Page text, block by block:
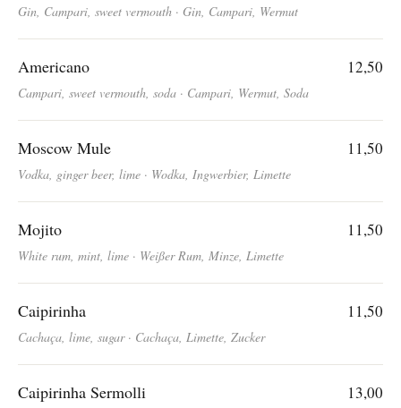
Gin, Campari, sweet vermouth · Gin, Campari, Wermut
Americano
Campari, sweet vermouth, soda · Campari, Wermut, Soda
12,50
Moscow Mule
Vodka, ginger beer, lime · Wodka, Ingwerbier, Limette
11,50
Mojito
White rum, mint, lime · Weißer Rum, Minze, Limette
11,50
Caipirinha
Cachaça, lime, sugar · Cachaça, Limette, Zucker
11,50
Caipirinha Sermolli 13,00